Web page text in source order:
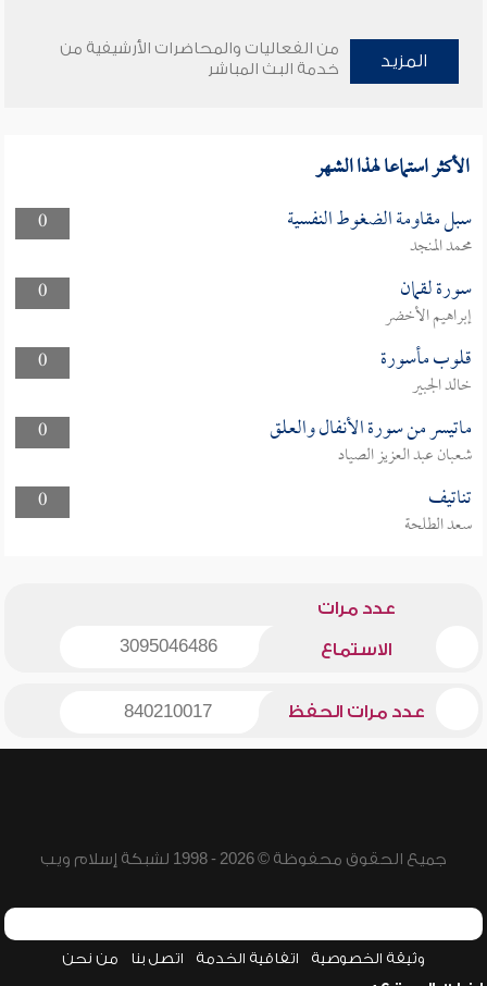
المزيد
من الفعاليات والمحاضرات الأرشيفية من
خدمة البث المباشر
الأكثر استماعا لهذا الشهر
0 سبل مقاومة الضغوط النفسية
محمد المنجد
0
سورة لقمان
إبراهيم الأخضر
0
قلوب مأسورة
خالد الجبير
0
ماتيسر من سورة الأنفال والعلق
شعبان عبد العزيز الصياد
0
تناتيف
سعد الطلحة
عدد مرات
الاستماع 3095046486
عدد مرات الحفظ 840210017
جميع الحقوق محفوظة © 2026 - 1998 لشبكة إسلام ويب
وثيقة الخصوصية اتفاقية الخدمة اتصل بنا من نحن